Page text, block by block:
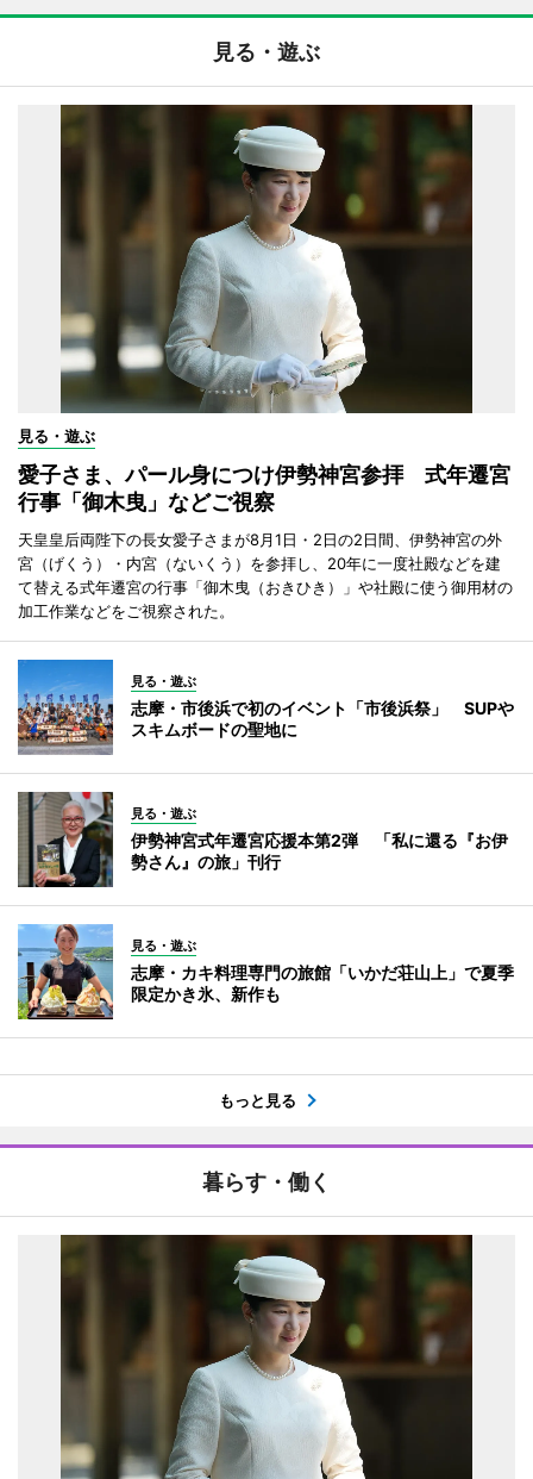
見る・遊ぶ
見る・遊ぶ
愛子さま、パール身につけ伊勢神宮参拝 式年遷宮
行事「御木曳」などご視察
天皇皇后両陛下の長女愛子さまが8月1日・2日の2日間、伊勢神宮の外
宮（げくう）・内宮（ないくう）を参拝し、20年に一度社殿などを建
て替える式年遷宮の行事「御木曳（おきひき）」や社殿に使う御用材の
加工作業などをご視察された。
見る・遊ぶ
志摩・市後浜で初のイベント「市後浜祭」 SUPや
スキムボードの聖地に
見る・遊ぶ
伊勢神宮式年遷宮応援本第2弾 「私に還る『お伊
勢さん』の旅」刊行
見る・遊ぶ
志摩・カキ料理専門の旅館「いかだ荘山上」で夏季
限定かき氷、新作も
もっと見る
暮らす・働く